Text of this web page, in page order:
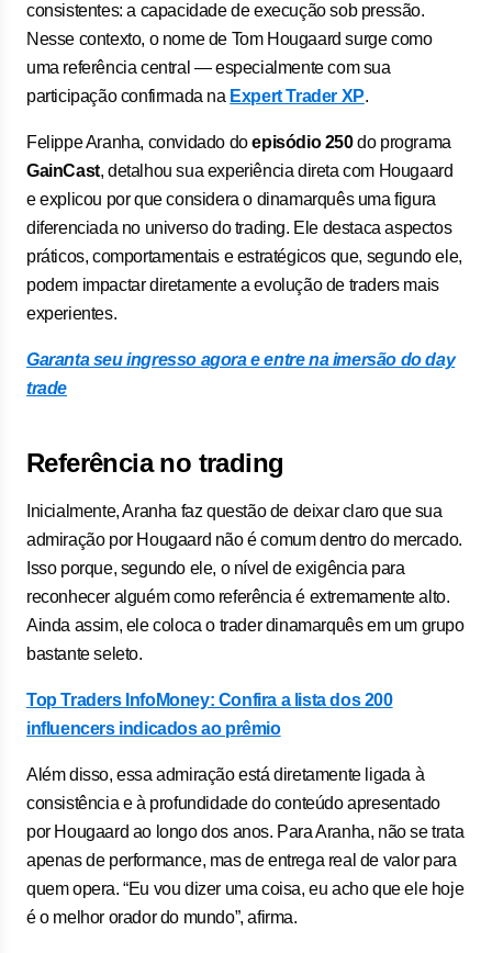
consistentes: a capacidade de execução sob pressão.
Nesse contexto, o nome de Tom Hougaard surge como
uma referência central — especialmente com sua
participação confirmada na Expert Trader XP.
Felippe Aranha, convidado doepisódio 250do programa
GainCast, detalhou sua experiência direta com Hougaard
e explicou por que considera o dinamarquês uma figura
diferenciada no universo do trading. Ele destaca aspectos
práticos, comportamentais e estratégicos que, segundo ele,
podem impactar diretamente a evolução de traders mais
experientes.
Garanta seu ingresso agora e entre na imersão do day
trade
Referência no trading
Inicialmente, Aranha faz questão de deixar claro que sua
admiração por Hougaard não é comum dentro do mercado.
Isso porque, segundo ele, o nível de exigência para
reconhecer alguém como referência é extremamente alto.
Ainda assim, ele coloca o trader dinamarquês em um grupo
bastante seleto.
Top Traders InfoMoney: Confira a lista dos 200
influencers indicados ao prêmio
Além disso, essa admiração está diretamente ligada à
consistência e à profundidade do conteúdo apresentado
por Hougaard ao longo dos anos. Para Aranha, não se trata
apenas de performance, mas de entrega real de valor para
quem opera. “Eu vou dizer uma coisa, eu acho que ele hoje
é o melhor orador do mundo”, afirma.